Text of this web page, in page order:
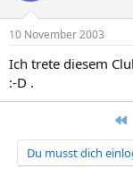
10 November 2003
Ich trete diesem
:-D .
Du musst dich